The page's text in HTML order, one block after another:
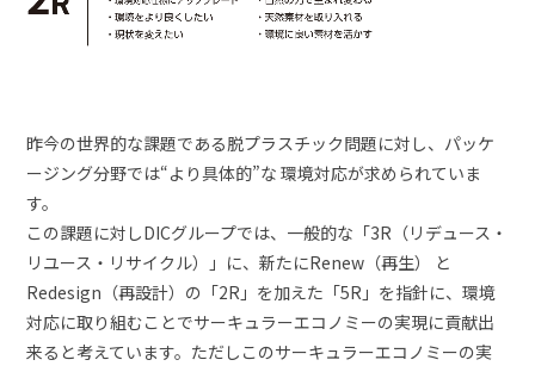
昨今の世界的な課題である脱プラスチック問題に対し、パッケ
ージング分野では“より具体的”な 環境対応が求められていま
す。
この課題に対しDICグループでは、一般的な「3R（リデュース・
リユース・リサイクル）」に、新たにRenew（再生） と
Redesign（再設計）の「2R」を加えた「5R」を指針に、環境
対応に取り組むことでサーキュラーエコノミーの実現に貢献出
来ると考えています。ただしこのサーキュラーエコノミーの実